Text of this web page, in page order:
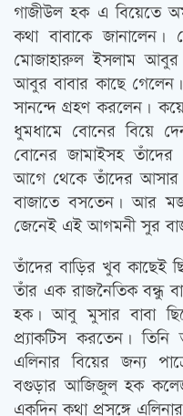
গাজীউল হক এ বিয়েতে
কথা বাবাকে জানালেন।
মোজাহারুল ইসলাম আবুর
আবুর বাবার কাছে
সানন্দে গ্রহণ করলেন।
ধুমধামে বোনের বিয়ে
বোনের জামাইসহ
আগে থেকে তাঁদের আসার
বাজাতে বসতেন। আর
জেনেই এই আগমনী সুর
তাঁদের বাড়ির খুব কাছেই
তাঁর এক রাজনৈতিক বন্ধু
হক। আবু মুসার বাবা
প্র্যাকটিস করতেন।
এলিনার বিয়ের জন্য
বগুড়ার আজিজুল হক কলেজ
একদিন কথা প্রসঙ্গে